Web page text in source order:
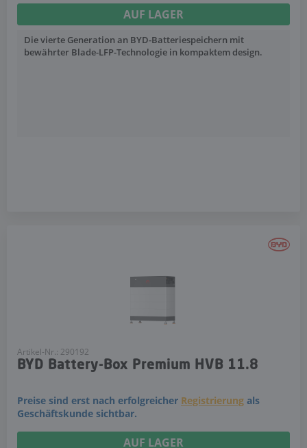
AUF LAGER
Die vierte Generation an BYD-Batteriespeichern mit
bewährter Blade-LFP-Technologie in kompaktem design.
Artikel-Nr.: 290192
BYD Battery-Box Premium HVB 11.8
Preise sind erst nach erfolgreicher Registrierung als
Geschäftskunde sichtbar.
AUF LAGER